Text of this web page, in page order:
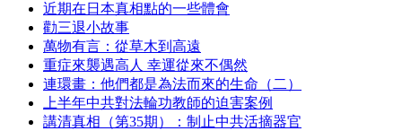
近期在日本真相點的一些體會
勸三退小故事
萬物有言：從草木到高遠
重症來襲遇高人 幸運從來不偶然
連環畫：他們都是為法而來的生命（二）
上半年中共對法輪功教師的迫害案例
講清真相（第35期）：制止中共活摘器官